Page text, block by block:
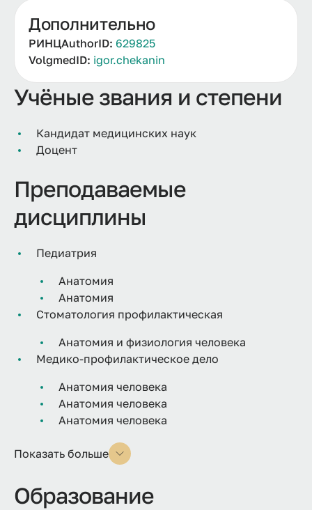
Учёные звания и степени
Кандидат медицинских наук
Доцент
Преподаваемые
дисциплины
Педиатрия
Анатомия
Анатомия
Стоматология профилактическая
Анатомия и физиология человека
Медико-профилактическое дело
Анатомия человека
Анатомия человека
Анатомия человека
Показать больше
Образование
Дополнительно
РИНЦAuthorID: 629825
VolgmedID: igor.chekanin